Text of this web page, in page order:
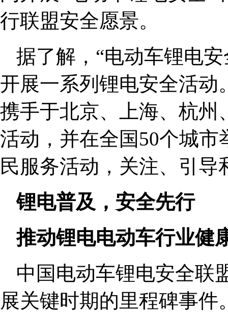
行联盟安全愿景。
据了解，“电动车锂电
开展一系列锂电安全活动
携手于北京、上海、杭州
活动，并在全国50个城市
民服务活动，关注、引
锂电普及，安全先行
推动锂电电动车行业健
中国电动车锂电安全联
展关键时期的里程碑事